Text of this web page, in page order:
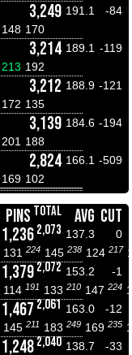
3,249 191.1 -84
148 170
3,214 189.1 -119
213 192
3,212 188.9 -121
172 135
3,139 184.6 -194
201 188
2,824 166.1 -509
169 102
PINS TOTAL AVG CUT
1,236 2,073 137.3 0
131 224 145 238 124 217
1,3792,072 153.2 -1
114 191 133 210 147 224
1,467 2,061 163.0 -12
145 211 183 249 169 235
1,2482,040 138.7 -33